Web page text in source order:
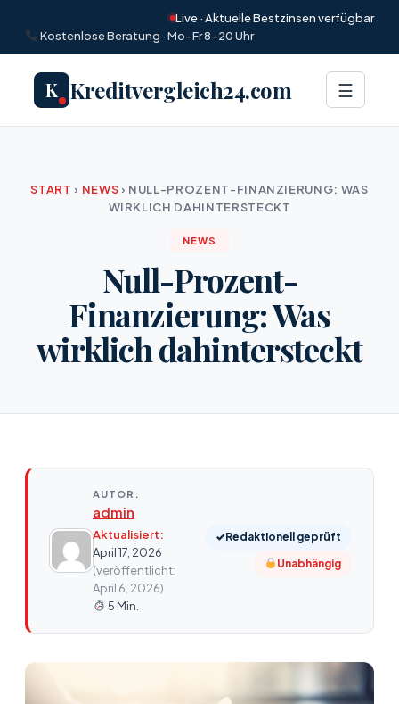
Live · Aktuelle Bestzinsen verfügbar
Kostenlose Beratung · Mo–Fr 8–20 Uhr
K Kreditvergleich24.com Menü
☰
START › NEWS › NULL-PROZENT-FINANZIERUNG: WAS
WIRKLICH DAHINTERSTECKT
NEWS
Null-Prozent-
Finanzierung: Was
wirklich dahintersteckt
AUTOR:
admin
Aktualisiert:
April 17, 2026
(veröffentlicht:
April 6, 2026)
5 Min.
✓Redaktionell geprüft
Unabhängig